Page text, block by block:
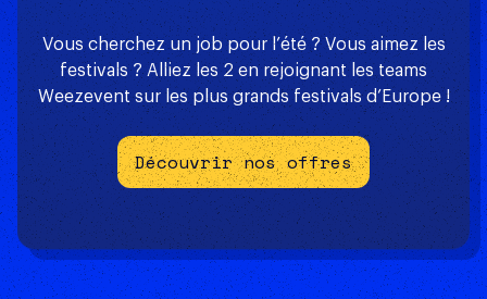
Vous cherchez un job pour l’été ? Vous aimez les
festivals ? Alliez les 2 en rejoignant les teams
Weezevent sur les plus grands festivals d’Europe !
Découvrir nos offres